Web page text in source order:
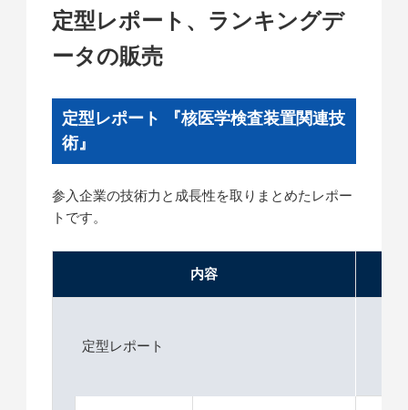
定型レポート、ランキングデ
ータの販売
定型レポート 『核医学検査装置関連技
術』
参入企業の技術力と成長性を取りまとめたレポー
トです。
内容
定型レポート